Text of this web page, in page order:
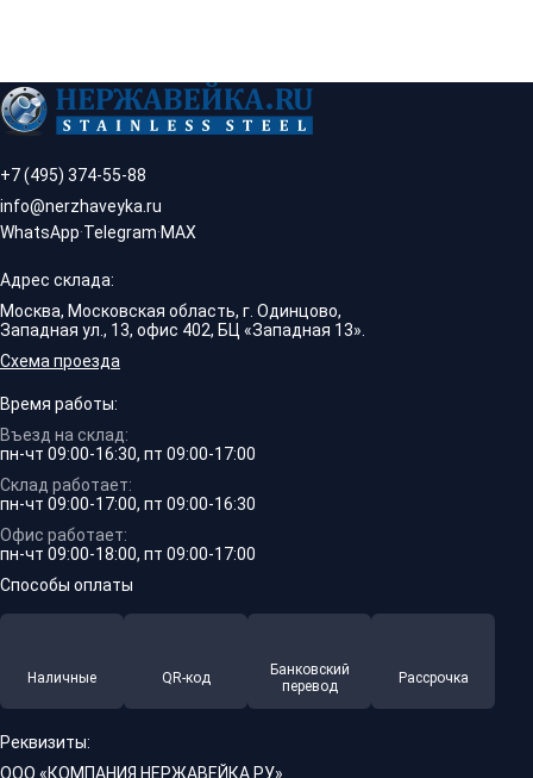
+7 (495) 374-55-88
info@nerzhaveyka.ru
WhatsApp·Telegram·MAX
Адрес склада:
Москва, Московская область, г. Одинцово,
Западная ул., 13, офис 402, БЦ «Западная 13».
Схема проезда
Время работы:
Въезд на склад:
пн-чт 09:00-16:30, пт 09:00-17:00
Склад работает:
пн-чт 09:00-17:00, пт 09:00-16:30
Офис работает:
пн-чт 09:00-18:00, пт 09:00-17:00
Способы оплаты
Наличные QR-код
Банковский
перевод
Рассрочка
Реквизиты:
ООО «КОМПАНИЯ НЕРЖАВЕЙКА.РУ»